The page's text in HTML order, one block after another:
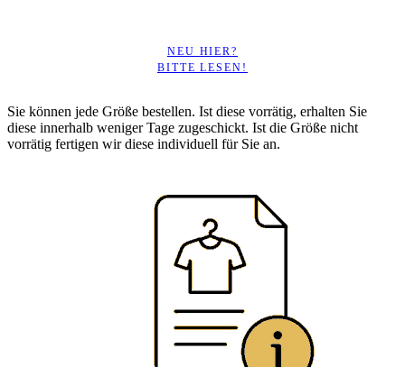
NEU HIER?
BITTE LESEN!
Sie können jede Größe bestellen. Ist diese vorrätig, erhalten Sie
diese innerhalb weniger Tage zugeschickt. Ist die Größe nicht
vorrätig fertigen wir diese individuell für Sie an.